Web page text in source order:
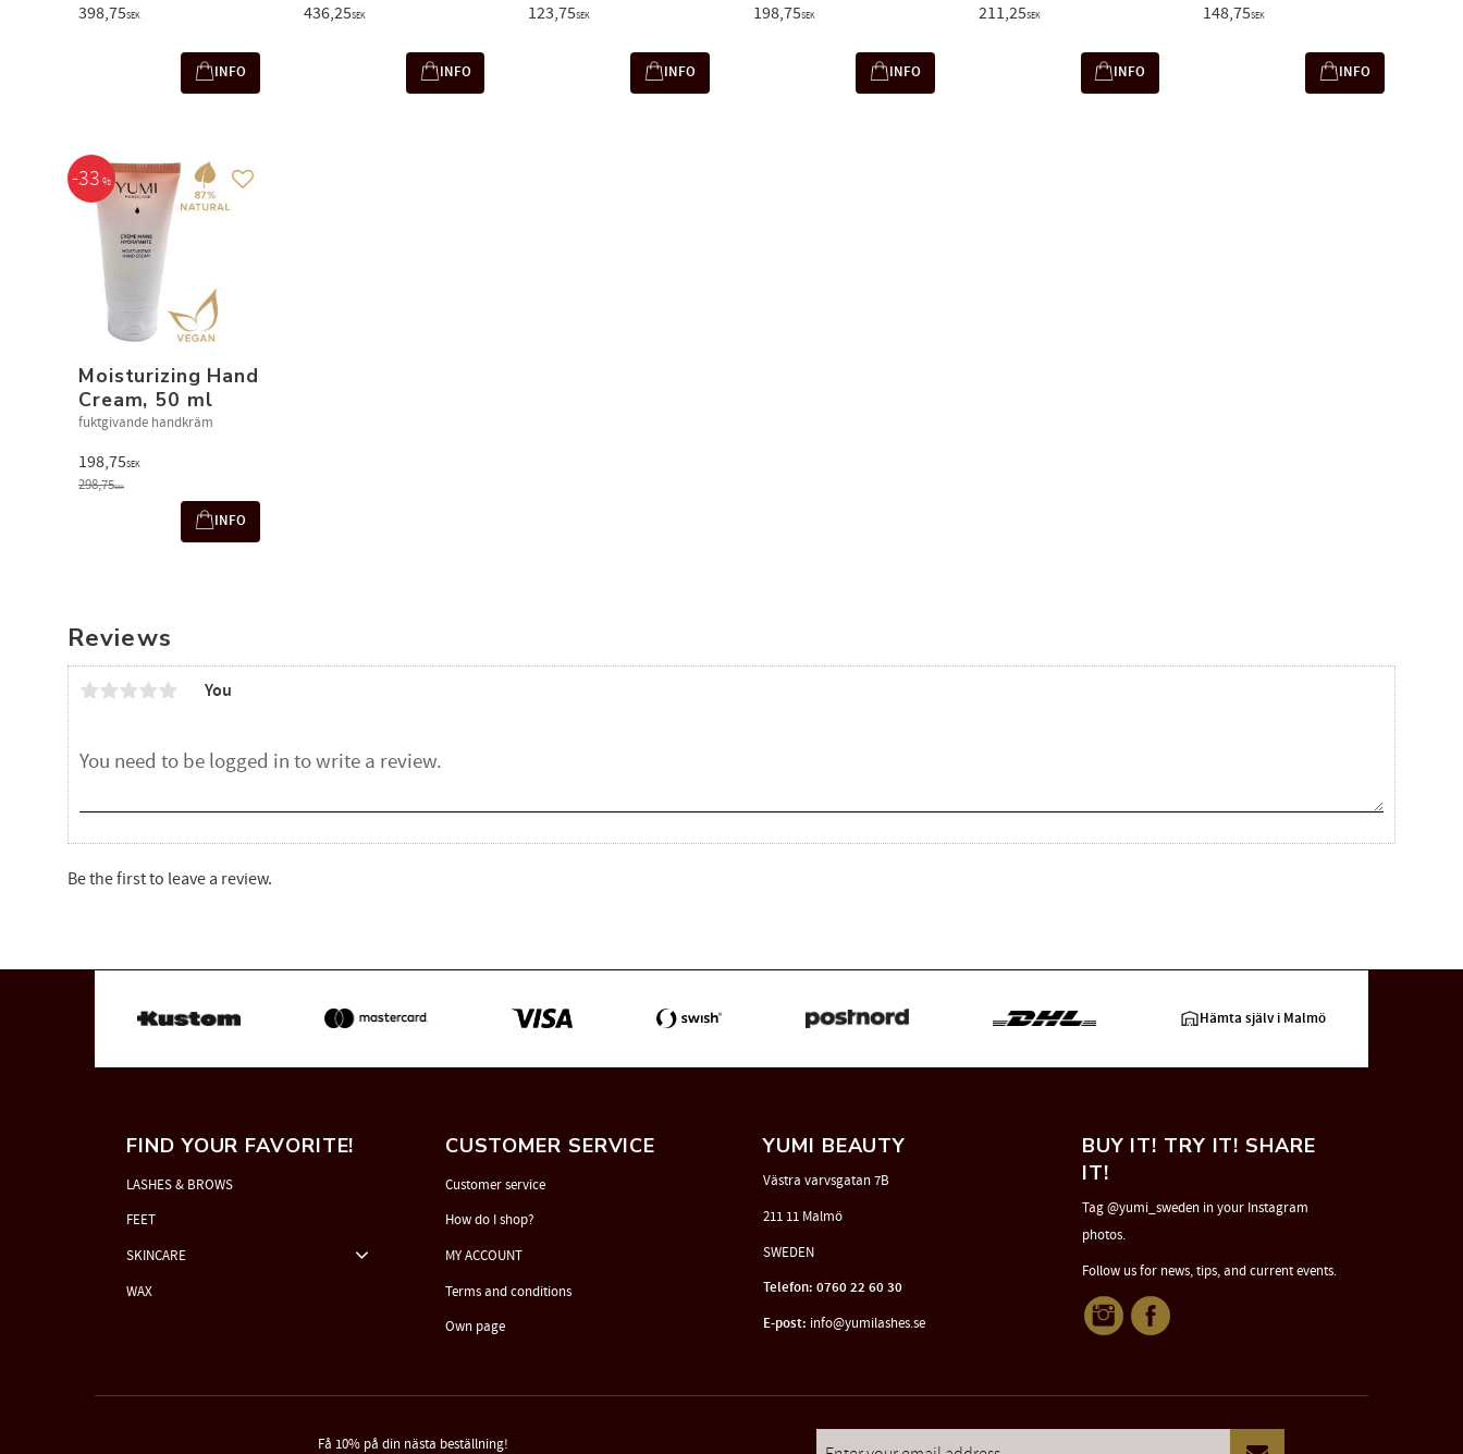
Reviews
You
Be the first to leave a review.
398,75SEK
INFO
436,25SEK
INFO
123,75SEK
INFO
198,75SEK
INFO
211,25SEK
INFO
148,75SEK
INFO
Moisturizing Hand
Cream, 50 ml
fuktgivande handkräm
198,75SEK
298,75SEK
33 % Add to favorites
INFO
Hämta själv i Malmö
FIND YOUR FAVORITE!
LASHES & BROWS
FEET
SKINCARE
WAX
CUSTOMER SERVICE
Customer service
How do I shop?
MY ACCOUNT
Terms and conditions
Own page
YUMI BEAUTY
Västra varvsgatan 7B
211 11 Malmö
SWEDEN
Telefon: 0760 22 60 30
E-post: info@yumilashes.se
BUY IT! TRY IT! SHARE
IT!
Tag @yumi_sweden in your Instagram
photos.
Follow us for news, tips, and current events.
Få 10% på din nästa beställning!